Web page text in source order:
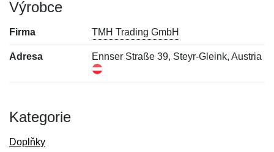
Výrobce
Firma TMH Trading GmbH
Adresa Ennser Straße 39, Steyr-Gleink, Austria
Kategorie
Doplňky